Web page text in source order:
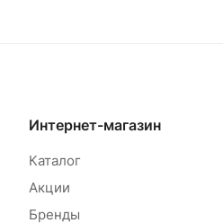
Интернет-магазин
Каталог
Акции
Бренды